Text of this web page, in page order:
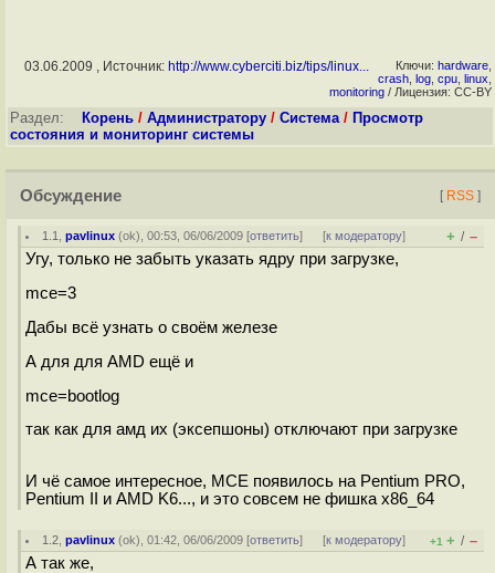
03.06.2009 , Источник: http://www.cyberciti.biz/tips/linux... Ключи: hardware
crash log cpu linux
monitoring / Лицензия: CC-BY
Раздел: Корень / Администратору / Система/ Просмотр
состояния и мониторинг системы
Обсуждение [ RSS ]
1.1 ,pavlinux (ok), 00:53, 06/06/2009 [ответить] [к модератору] + / –
Угу, только не забыть указать ядру при загрузке,
mce=3
Дабы всё узнать о своём железе
А для для AMD ещё и
mce=bootlog
так как для амд их (эксепшоны) отключают при загрузке
И чё самое интересное, MCE появилось на Pentium PRO,
Pentium II и AMD K6..., и это совсем не фишка x86_64
1.2 ,pavlinux (ok), 01:42, 06/06/2009 [ответить] [к модератору] +1 + / –
А так же,